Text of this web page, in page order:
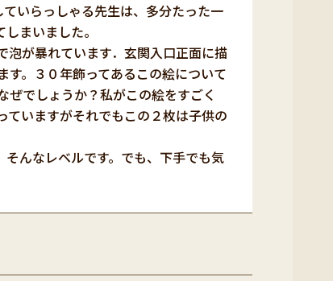
いらっしゃる先生は、多分たった一
まいました。
泡が暴れています．玄関入口正面に描
。３０年飾ってあるこの絵について
ぜでしょうか？私がこの絵をすごく
いますがそれでもこの２枚は子供の
んなレベルです。でも、下手でも気